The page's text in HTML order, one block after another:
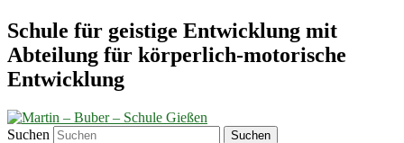
Schule für geistige Entwicklung mit
Abteilung für körperlich-motorische
Entwicklung
Suchen